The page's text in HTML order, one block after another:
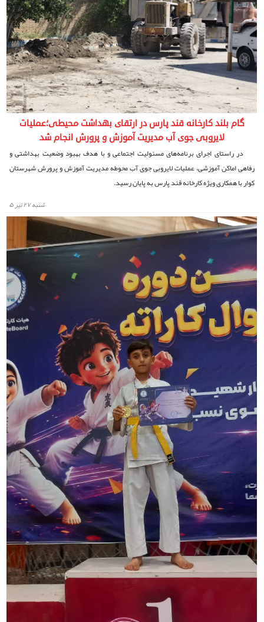
گام بلند کارخانه قند پارس در ارتقای بهداشت محیطی؛عملیات
لایروبی جوی‌ آب مدیریت آموزش و پرورش انجام شد
در راستای اجرای برنامه‌های مسئولیت اجتماعی و با هدف بهبود وضعیت بهداشتی و
رفاهی اماکن آموزشی، عملیات لایروبی جوی‌ آب محوطه مدیریت آموزش و پرورش شهرستان
کوار با همکاری ویژه کارخانه قند پارس به پایان رسید.
شنبه ۲۷ تیر ۵